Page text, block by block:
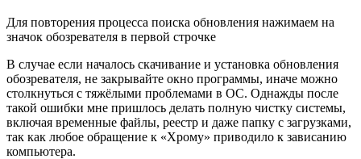
Для повторения процесса поиска обновления нажимаем на
значок обозревателя в первой строчке
В случае если началось скачивание и установка обновления
обозревателя, не закрывайте окно программы, иначе можно
столкнуться с тяжёлыми проблемами в ОС. Однажды после
такой ошибки мне пришлось делать полную чистку системы,
включая временные файлы, реестр и даже папку с загрузками,
так как любое обращение к «Хрому» приводило к зависанию
компьютера.